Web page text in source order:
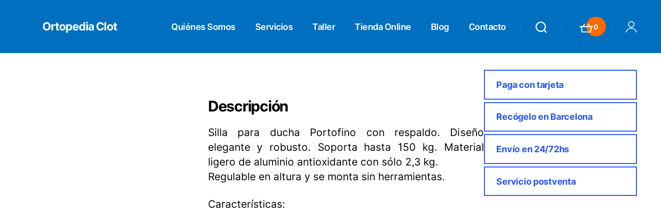
Ortopedia Clot Quiénes Somos Servicios Taller Tienda Online Blog Contacto Search
0
Descripción
Silla para ducha Portofino con respaldo. Diseño
elegante y robusto. Soporta hasta 150 kg. Material
ligero de aluminio antioxidante con sólo 2,3 kg.
Regulable en altura y se monta sin herramientas.
Características:
Paga con tarjeta
Recógelo en Barcelona
Envío en 24/72hs
Servicio postventa